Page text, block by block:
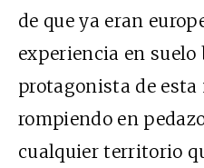
de que ya eran
experiencia en suelo
protagonista de esta
rompiendo en
cualquier territorio